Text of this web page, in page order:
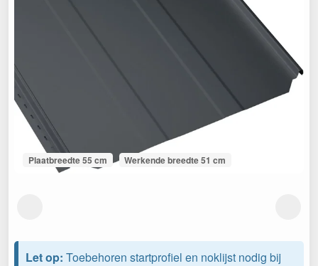
Plaatbreedte 55 cm Werkende breedte 51 cm
Let op: Toebehoren startprofiel en noklijst nodig bij